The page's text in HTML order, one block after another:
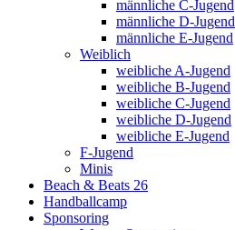
männliche C-Jugend
männliche D-Jugend
männliche E-Jugend
Weiblich
weibliche A-Jugend
weibliche B-Jugend
weibliche C-Jugend
weibliche D-Jugend
weibliche E-Jugend
F-Jugend
Minis
Beach & Beats 26
Handballcamp
Sponsoring